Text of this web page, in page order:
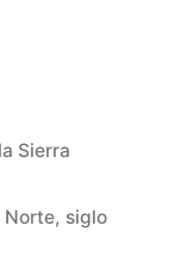
Sierra
Norte, siglo